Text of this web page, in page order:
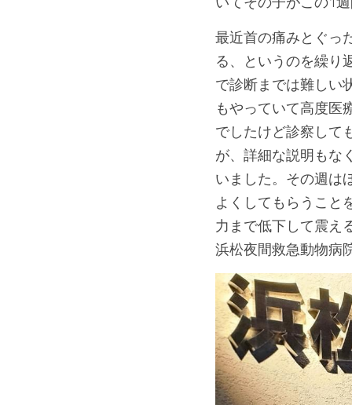
最近首の痛みとぐっ
る、というのを繰り
で診断までは難しい
もやっていて高度医
でしたけど診察して
が、詳細な説明もな
いました。その週は
よくしてもらうこと
力まで低下して震え
浜松夜間救急動物病